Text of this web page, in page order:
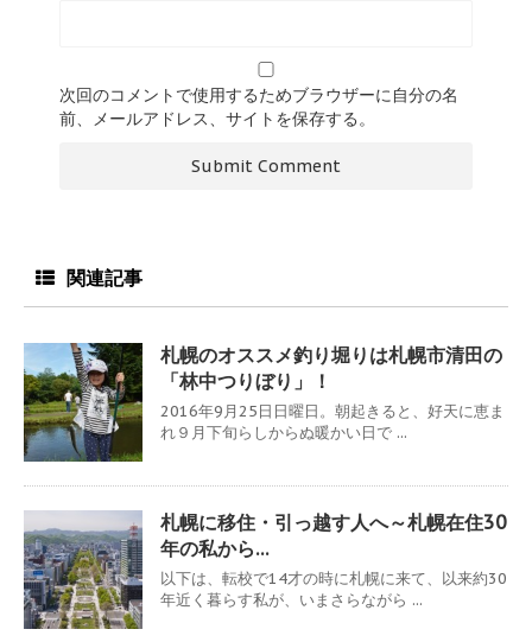
次回のコメントで使用するためブラウザーに自分の名
前、メールアドレス、サイトを保存する。
関連記事
札幌のオススメ釣り堀りは札幌市清田の
「林中つりぼり」！
2016年9月25日日曜日。朝起きると、好天に恵ま
れ９月下旬らしからぬ暖かい日で ...
札幌に移住・引っ越す人へ～札幌在住30
年の私から…
以下は、転校で14才の時に札幌に来て、以来約30
年近く暮らす私が、いまさらながら ...